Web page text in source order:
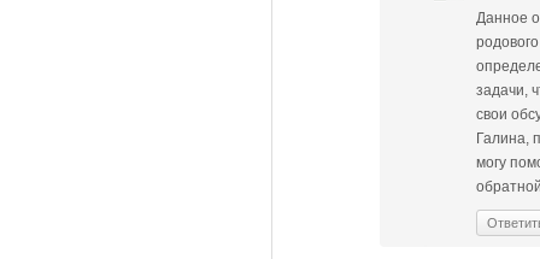
Данное
задачи,
свои
Галина,
могу